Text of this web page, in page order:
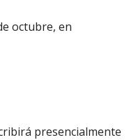
octubre, en
presencialmente